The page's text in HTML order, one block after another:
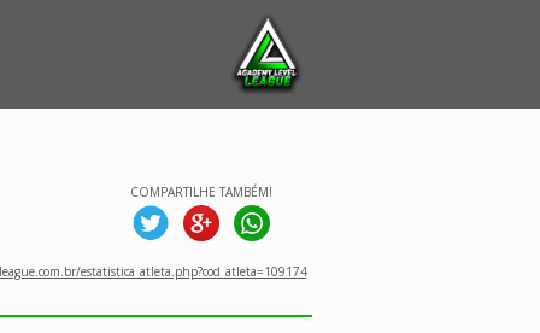
COMPARTILHE TAMBÉM!
estatistica_atleta.php?cod_atleta=109174